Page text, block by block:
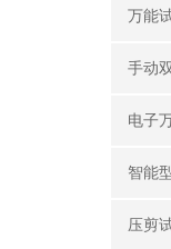
万能
手动
电子
智能
压剪